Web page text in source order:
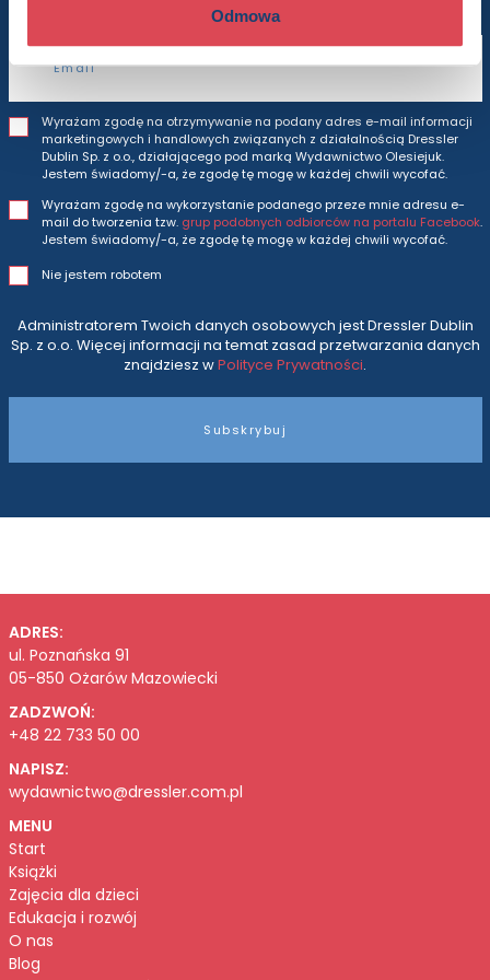
Odmowa
Adres e-mail
Wyrażam zgodę na otrzymywanie na podany adres e-mail informacji
marketingowych i handlowych związanych z działalnością Dressler
Dublin Sp. z o.o., działającego pod marką Wydawnictwo Olesiejuk.
Jestem świadomy/-a, że zgodę tę mogę w każdej chwili wycofać.
Wyrażam zgodę na wykorzystanie podanego przeze mnie adresu e-
mail do tworzenia tzw. grup podobnych odbiorców na portalu Facebook.
Jestem świadomy/-a, że zgodę tę mogę w każdej chwili wycofać.
Nie jestem robotem
Administratorem Twoich danych osobowych jest Dressler Dublin
Sp. z o.o. Więcej informacji na temat zasad przetwarzania danych
znajdziesz wPolityce Prywatności.
Subskrybuj
ADRES:
ul. Poznańska 91
05-850 Ożarów Mazowiecki
ZADZWOŃ:
+48 22 733 50 00
NAPISZ:
wydawnictwo@dressler.com.pl
MENU
Start
Książki
Zajęcia dla dzieci
Edukacja i rozwój
O nas
Blog